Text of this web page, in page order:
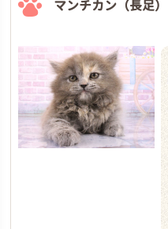
マンチカン（長足）